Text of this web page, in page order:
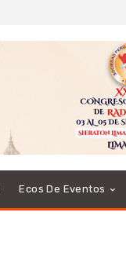
Ecos De Eventos